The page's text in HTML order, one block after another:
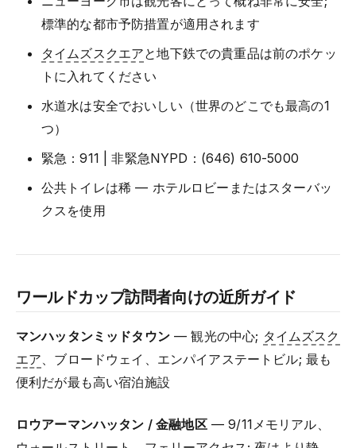
標準的な都市予防措置が適用されます
タイムズスクエアと地下鉄での貴重品は前のポケッ
トに入れてください
水道水は安全でおいしい（世界のどこでも最高の1
つ）
緊急：911 | 非緊急NYPD：(646) 610-5000
公共トイレは稀 — ホテルロビーまたはスターバッ
クスを使用
ワールドカップ訪問者向けの近所ガイド
マンハッタンミッドタウン— 観光の中心; タイムズスク
エア、ブロードウェイ、エンパイアステートビル; 最も
便利だが最も高い宿泊施設
ロウアーマンハッタン / 金融地区— 9/11メモリアル、